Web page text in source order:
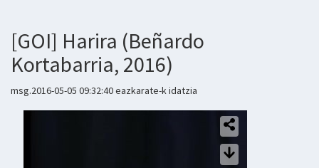
[GOI] Harira (Beñardo
Kortabarria, 2016)
msg.2016-05-05 09:32:40 eazkarate-k idatzia